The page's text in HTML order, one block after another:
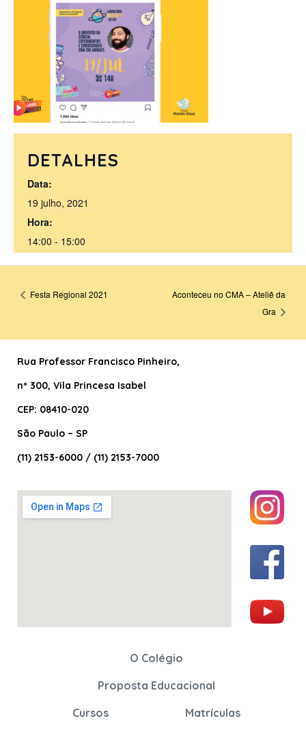
DETALHES
Data:
19 julho, 2021
Hora:
14:00 - 15:00
Festa Regional 2021
Aconteceu no CMA – Ateliê da
Gra
Rua Professor Francisco Pinheiro,
nº 300, Vila Princesa Isabel
CEP: 08410-020
São Paulo – SP
(11) 2153-6000 / (11) 2153-7000
O Colégio
Proposta Educacional
Cursos
Matrículas